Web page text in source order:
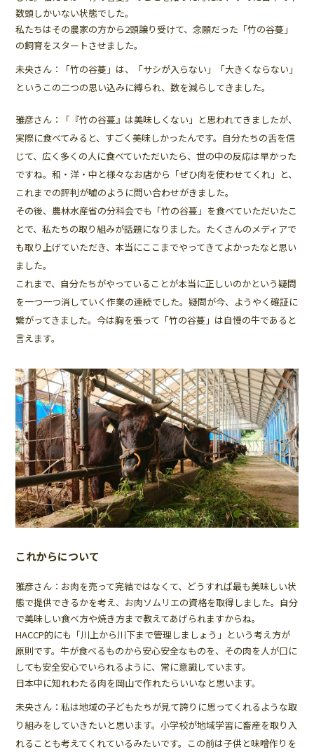
数頭しかいない状態でした。
私たちはその農家の方から2頭譲り受けて、念願だった「竹の谷蔓」
の飼育をスタートさせました。
未央さん：「竹の谷蔓」は、「サシが入らない」「大きくならない」
というこの二つの思い込みに縛られ、数を減らしてきました。
雅彦さん：「『竹の谷蔓』は美味しくない」と思われてきましたが、
実際に食べてみると、すごく美味しかったんです。自分たちの舌を信
じて、広く多くの人に食べていただいたら、世の中の反応は早かった
ですね。和・洋・中と様々なお店から「ぜひ肉を使わせてくれ」と、
これまでの評判が嘘のように問い合わせがきました。
その後、農林水産省の分科会でも「竹の谷蔓」を食べていただいたこ
とで、私たちの取り組みが話題になりました。たくさんのメディアで
も取り上げていただき、本当にここまでやってきてよかったなと思い
ました。
これまで、自分たちがやっていることが本当に正しいのかという疑問
を一つ一つ消していく作業の連続でした。疑問が今、ようやく確証に
繋がってきました。今は胸を張って「竹の谷蔓」は自慢の牛であると
言えます。
これからについて
雅彦さん：お肉を売って完結ではなくて、どうすれば最も美味しい状
態で提供できるかを考え、お肉ソムリエの資格を取得しました。自分
で美味しい食べ方や焼き方まで教えてあげられますからね。
HACCP的にも「川上から川下まで管理しましょう」という考え方が
原則です。牛が食べるものから安心安全なものを、その肉を人が口に
しても安全安心でいられるように、常に意識しています。
日本中に知れわたる肉を岡山で作れたらいいなと思います。
未央さん：私は地域の子どもたちが見て誇りに思ってくれるような取
り組みをしていきたいと思います。小学校が地域学習に畜産を取り入
れることも考えてくれているみたいです。この前は子供と味噌作りを